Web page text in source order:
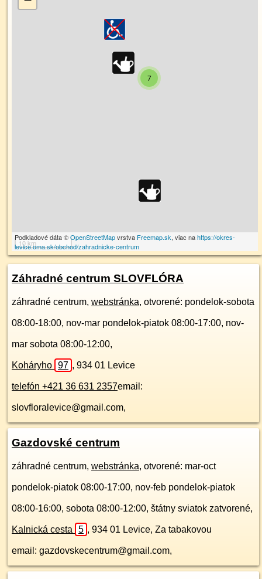
7
10 km
Podkladové dáta ©OpenStreetMapvrstva Freemap.sk, viac nahttps://okres-
levice.oma.sk/obchod/zahradnicke-centrum
Záhradné centrum SLOVFLÓRA
záhradné centrum, webstránka, otvorené: pondelok-sobota
08:00-18:00, nov-mar pondelok-piatok 08:00-17:00, nov-
mar sobota 08:00-12:00,
Koháryho 97 , 934 01 Levice
telefón +421 36 631 2357email:
slovfloralevice@gmail.com,
Gazdovské centrum
záhradné centrum, webstránka, otvorené: mar-oct
pondelok-piatok 08:00-17:00, nov-feb pondelok-piatok
08:00-16:00, sobota 08:00-12:00, štátny sviatok zatvorené,
Kalnická cesta 5 , 934 01 Levice, Za tabakovou
email: gazdovskecentrum@gmail.com,